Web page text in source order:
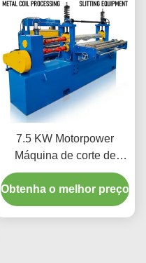
Bobinas de Metal
7.5 KW Motorpower
Máquina de corte de
bobinas de aço com
largura mínima de bobina
de 500 mm e sistema de
Obtenha o melhor preço